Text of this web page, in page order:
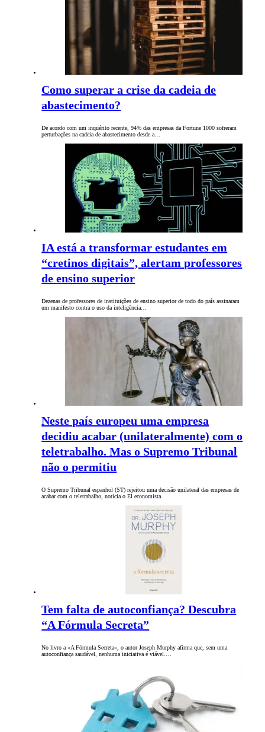
Como superar a crise da cadeia de
abastecimento?
De acordo com um inquérito recente, 94% das empresas da Fortune 1000 sofreram
perturbações na cadeia de abastecimento desde a…
IA está a transformar estudantes em
“cretinos digitais”, alertam professores
de ensino superior
Dezenas de professores de instituições de ensino superior de todo do país assinaram
um manifesto contra o uso da inteligência…
Neste país europeu uma empresa
decidiu acabar (unilateralmente) com o
teletrabalho. Mas o Supremo Tribunal
não o permitiu
O Supremo Tribunal espanhol (ST) rejeitou uma decisão unilateral das empresas de
acabar com o teletrabalho, noticia o El economista.
Tem falta de autoconfiança? Descubra
“A Fórmula Secreta”
No livro a «A Fórmula Secreta», o autor Joseph Murphy afirma que, sem uma
autoconfiança saudável, nenhuma iniciativa é viável.…